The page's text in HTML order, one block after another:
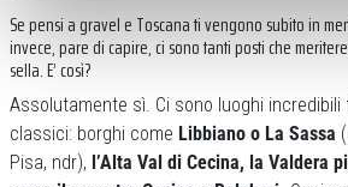
Se pensi a gravel e Toscana ti vengono subito in
invece, pare di capire, ci sono tanti posti che
sella. E’ così?
Assolutamente sì. Ci sono luoghi
classici: borghi come Libbiano o La Sassa
Pisa, ndr), l’Alta Val di Cecina, la Valdera